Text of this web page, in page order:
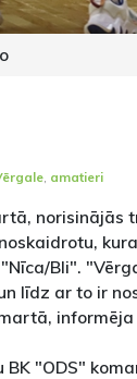
, amatieri
norisinājās
Bli".
līdz ar to ir
"ODS"